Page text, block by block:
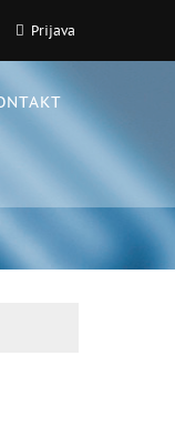
Prijava